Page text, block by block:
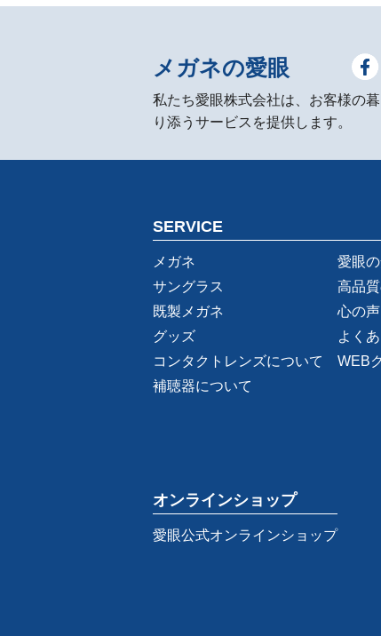
メガネの愛眼
私たち愛眼株式会社は、お客様の
り添うサービスを提供します。
SERVICE
メガネ
サングラス
既製メガネ
グッズ
コンタクトレンズについて
補聴器について
愛眼
高品
心の
よく
WEB
オンラインショップ
愛眼公式オンラインショップ